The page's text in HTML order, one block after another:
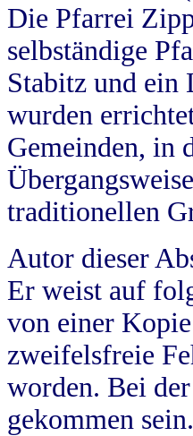
Die Pfarrei
selbständige
Stabitz und
wurden
Gemeinden, in
traditionellen
Autor dieser
Er weist auf
von einer
zweifelsfreie
worden. Bei
gekommen